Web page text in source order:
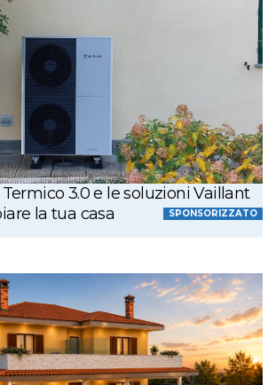
3.0 e le soluzioni Vaillant
la tua casa
SPONSORIZZATO